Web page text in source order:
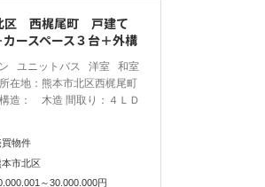
区 西梶尾町 戸建て
ースペース３台＋外構
ユニットバス 洋室 和室
在地：熊本市北区西梶尾町
造： 木造 間取り：４ＬＤ
買物件
本市北区
～30.000.000円